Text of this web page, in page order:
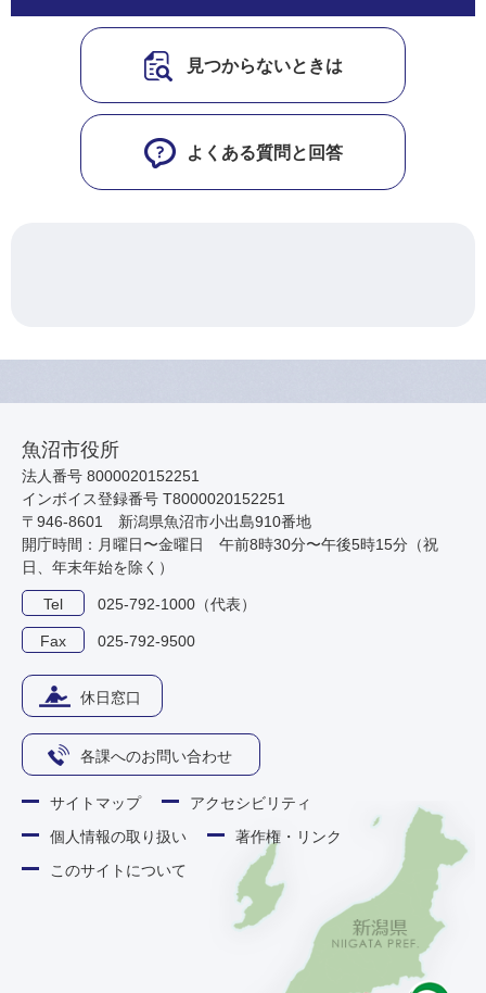
見つからないときは
よくある質問と回答
魚沼市役所
法人番号 8000020152251
インボイス登録番号 T8000020152251
〒946-8601 新潟県魚沼市小出島910番地
開庁時間：月曜日〜金曜日 午前8時30分〜午後5時15分（祝
日、年末年始を除く）
Tel 025-792-1000（代表）
Fax 025-792-9500
休日窓口
各課へのお問い合わせ
サイトマップ
アクセシビリティ
個人情報の取り扱い
著作権・リンク
このサイトについて